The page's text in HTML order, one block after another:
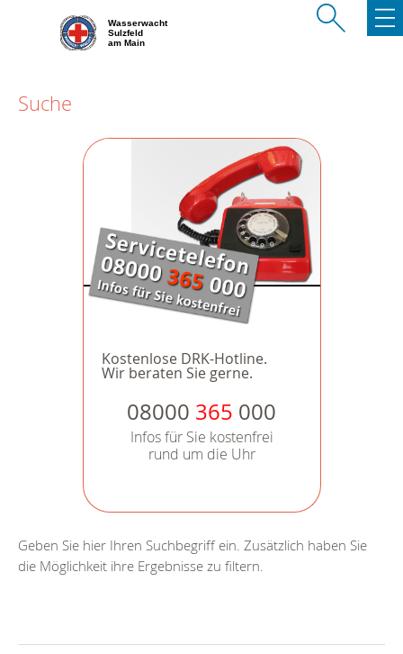
Wasserwacht
Sulzfeld
am Main
Suche
Kostenlose DRK-Hotline.
Wir beraten Sie gerne.
08000 365 000
Infos für Sie kostenfrei
rund um die Uhr
Geben Sie hier Ihren Suchbegriff ein. Zusätzlich haben Sie
die Möglichkeit ihre Ergebnisse zu filtern.